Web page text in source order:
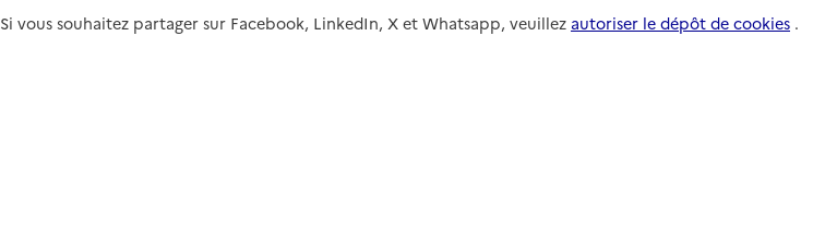
Si vous souhaitez partager sur Facebook, LinkedIn, X et Whatsapp, veuillez autoriser le dépôt de cookies .